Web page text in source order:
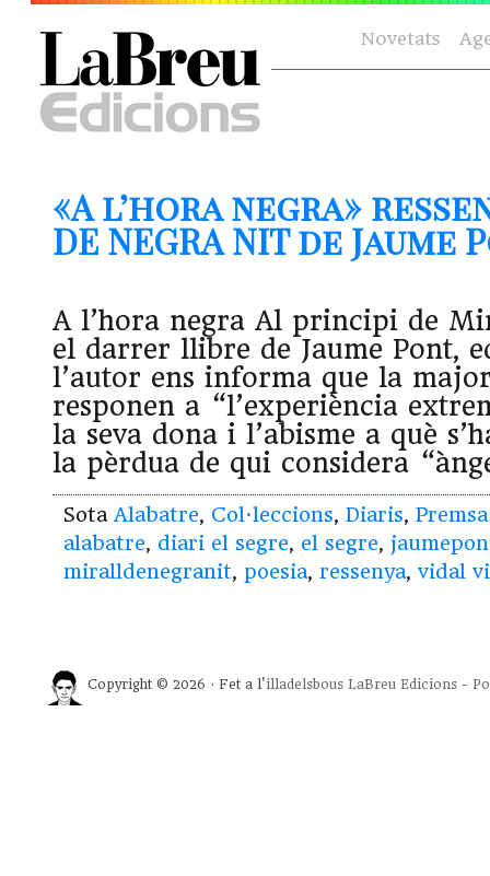
Novetats
«A l’hora negra»
DE NEGRA NIT de Jaume
A l’hora negra Al principi de
el darrer llibre de Jaume Pont,
l’autor ens informa que la
responen a “l’experiència
la seva dona i l’abisme a què
la pèrdua de qui considera
Sota Alabatre, Col·leccions, Diaris, Premsa
alabatre, diari el segre, el segre,
miralldenegranit, poesia, ressenya, vidal
Copyright © 2026 · Fet a l'illadelsbous LaBreu Edicions -